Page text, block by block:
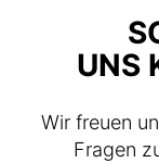
UNS
Wir freuen
Fragen